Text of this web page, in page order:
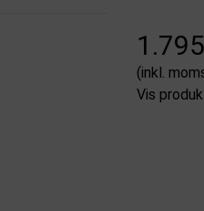
(inkl.
Vis